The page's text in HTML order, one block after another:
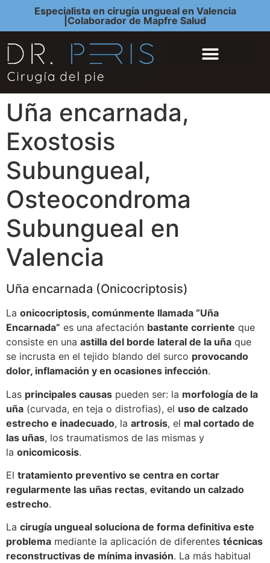
Especialista en cirugía ungueal en Valencia
|Colaborador de Mapfre Salud
Uña encarnada,
Exostosis
Subungueal,
Osteocondroma
Subungueal en
Valencia
Uña encarnada (Onicocriptosis)
La onicocriptosis, comúnmente llamada “Uña
Encarnada” es una afectación bastante corriente que
consiste en una astilla del borde lateral de la uña que
se incrusta en el tejido blando del surco provocando
dolor, inflamación y en ocasiones infección.
Las principales causas pueden ser: la morfología de la
uña (curvada, en teja o distrofias), el uso de calzado
estrecho e inadecuado, la artrosis, el mal cortado de
las uñas, los traumatismos de las mismas y
la onicomicosis.
El tratamiento preventivo se centra en cortar
regularmente las uñas rectas, evitando un calzado
estrecho.
La cirugía ungueal soluciona de forma definitiva este
problema mediante la aplicación de diferentes técnicas
reconstructivas de mínima invasión. La más habitual